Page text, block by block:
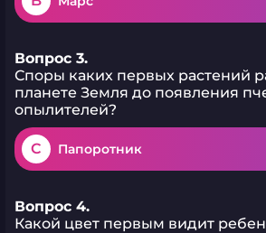
Вопрос 3.
Споры каких первых растений
планете Земля до появления
опылителей?
C Папоротник
Вопрос 4.
Какой цвет первым видит